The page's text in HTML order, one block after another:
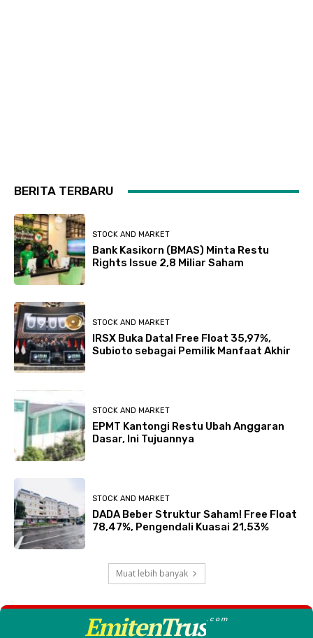
BERITA TERBARU
STOCK AND MARKET
Bank Kasikorn (BMAS) Minta Restu
Rights Issue 2,8 Miliar Saham
STOCK AND MARKET
IRSX Buka Data! Free Float 35,97%,
Subioto sebagai Pemilik Manfaat Akhir
STOCK AND MARKET
EPMT Kantongi Restu Ubah Anggaran
Dasar, Ini Tujuannya
STOCK AND MARKET
DADA Beber Struktur Saham! Free Float
78,47%, Pengendali Kuasai 21,53%
Muat lebih banyak
EmitenTrus.com